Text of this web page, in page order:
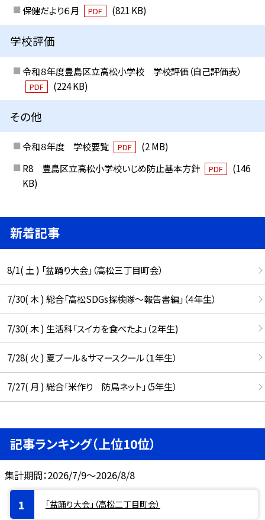
保健だより６月
PDF (821 KB)
学校評価
令和８年度豊島区立高松小学校 学校評価（自己評価表）
PDF (224 KB)
その他
令和８年度 学校要覧 PDF
(2 MB)
R8 豊島区立高松小学校いじめ防止基本方針
PDF
(146
KB)
新着記事
8/1( 土 ) 「盆踊り大会」（高松三丁目町会）
7/30( 木 ) 総合「高松SDGs探検隊〜報告書編」（４年生）
7/30( 木 ) 生活科「スイカを食べたよ」（２年生)
7/28( 火 ) 夏プール＆サマースクール（１年生）
7/27( 月 ) 総合「米作り 防鳥ネット」（5年生）
記事ランキング（上位10位）
集計期間：2026/7/9～2026/8/8
「盆踊り大会」（高松二丁目町会）